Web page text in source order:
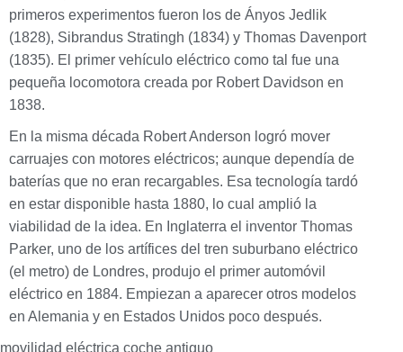
primeros experimentos fueron los de Ányos Jedlik
(1828), Sibrandus Stratingh (1834) y Thomas Davenport
(1835). El primer vehículo eléctrico como tal fue una
pequeña locomotora creada por Robert Davidson en
1838.
En la misma década Robert Anderson logró mover
carruajes con motores eléctricos; aunque dependía de
baterías que no eran recargables. Esa tecnología tardó
en estar disponible hasta 1880, lo cual amplió la
viabilidad de la idea. En Inglaterra el inventor Thomas
Parker, uno de los artífices del tren suburbano eléctrico
(el metro) de Londres, produjo el primer automóvil
eléctrico en 1884. Empiezan a aparecer otros modelos
en Alemania y en Estados Unidos poco después.